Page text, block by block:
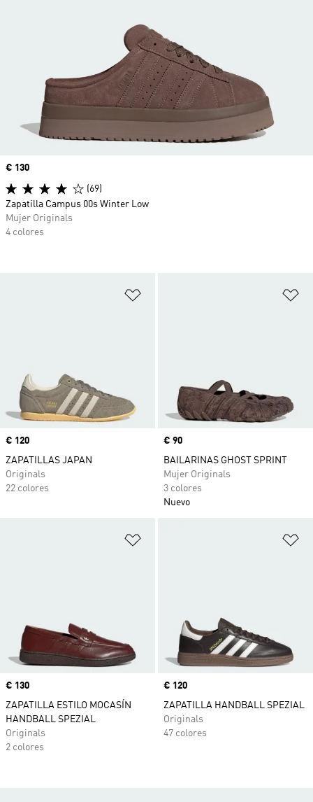
Precio
€ 120
ZAPATILLAS JAPAN
Originals
22 colores
Precio
€ 90
BAILARINAS GHOST SPRINT
Mujer Originals
3 colores
Nuevo
Precio
€ 130
ZAPATILLA ESTILO MOCASÍN
HANDBALL SPEZIAL
Originals
2 colores
Precio
€ 120
ZAPATILLA HANDBALL SPEZIAL
Originals
47 colores
Precio
€ 130
(69)
Zapatilla Campus 00s Winter Low
Mujer Originals
4 colores